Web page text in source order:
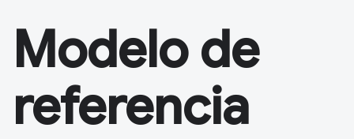
Modelo de
referencia